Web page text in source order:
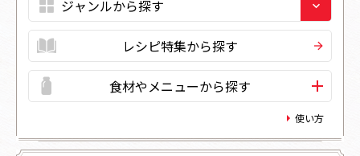
レシピ特集から探す
食材やメニューから探す
使い方